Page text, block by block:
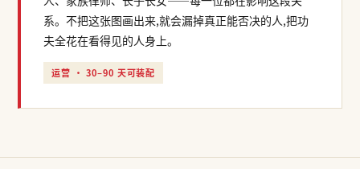
系。不把这张图画出来,就会漏掉真正能否决的人,把功
夫全花在看得见的人身上。
运营 · 30–90 天可装配